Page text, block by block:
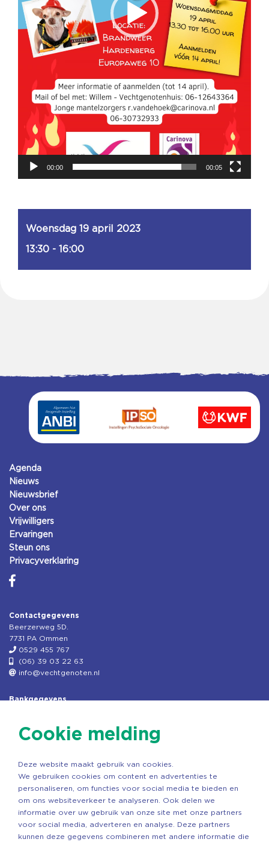
00:00 00:05
Woensdag 19 april 2023
13:30 - 16:00
Agenda
Nieuws
Nieuwsbrief
Over ons
Vrijwilligers
Ervaringen
Steun ons
Privacyverklaring
Contactgegevens
Beerzerweg 5D.
7731 PA Ommen
0529 455 767
(06) 39 03 22 63
info@vechtgenoten.nl
Bankgegevens
Rek.nr: NL85RABO0127579230
Copyright ©2026 Vechtgenoten
Ontwerp: StandOut Reclame
Cookie melding
Deze website maakt gebruik van cookies.
We gebruiken cookies om content en advertenties te
personaliseren, om functies voor social media te bieden en
om ons websiteverkeer te analyseren. Ook delen we
informatie over uw gebruik van onze site met onze partners
voor social media, adverteren en analyse. Deze partners
kunnen deze gegevens combineren met andere informatie die